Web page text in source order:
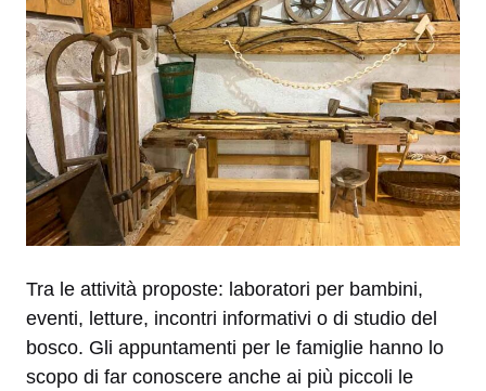
Tra le attività proposte: laboratori per bambini,
eventi, letture, incontri informativi o di studio del
bosco. Gli appuntamenti per le famiglie hanno lo
scopo di far conoscere anche ai più piccoli le